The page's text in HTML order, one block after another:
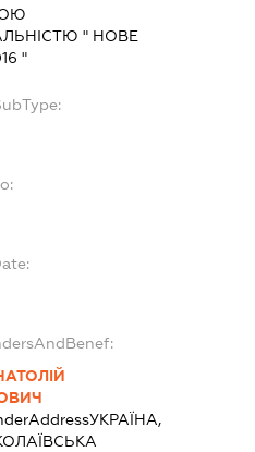
" НОВЕ
"
УКРАЇНА,